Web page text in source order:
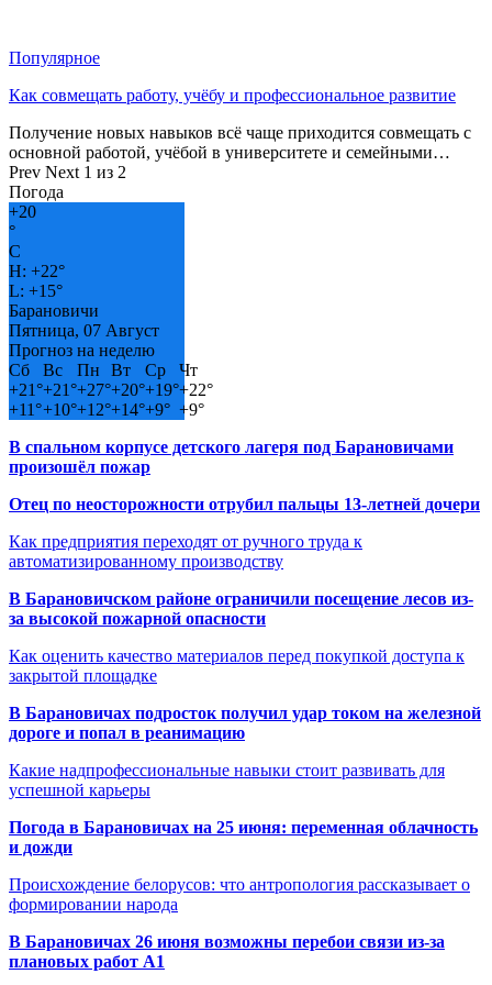
Популярное
Как совмещать работу, учёбу и профессиональное развитие
Получение новых навыков всё чаще приходится совмещать с
основной работой, учёбой в университете и семейными…
Prev Next 1 из 2
Погода
+20
°
C
H: +22°
L: +15°
Барановичи
Пятница, 07 Август
Прогноз на неделю
Сб
Вс Пн Вт Ср
Чт
+21°+21°+27°+20°+19°+22°
+11°+10°+12°+14°+9° +9°
В спальном корпусе детского лагеря под Барановичами
произошёл пожар
Отец по неосторожности отрубил пальцы 13-летней дочери
Как предприятия переходят от ручного труда к
автоматизированному производству
В Барановичском районе ограничили посещение лесов из-
за высокой пожарной опасности
Как оценить качество материалов перед покупкой доступа к
закрытой площадке
В Барановичах подросток получил удар током на железной
дороге и попал в реанимацию
Какие надпрофессиональные навыки стоит развивать для
успешной карьеры
Погода в Барановичах на 25 июня: переменная облачность
и дожди
Происхождение белорусов: что антропология рассказывает о
формировании народа
В Барановичах 26 июня возможны перебои связи из-за
плановых работ A1